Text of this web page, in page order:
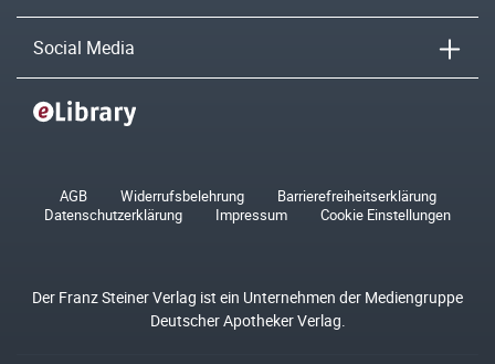
Social Media
AGB Widerrufsbelehrung
Barrierefreiheitserklärung
Datenschutzerklärung
Impressum Cookie Einstellungen
Der Franz Steiner Verlag ist ein Unternehmen der Mediengruppe
Deutscher Apotheker Verlag.